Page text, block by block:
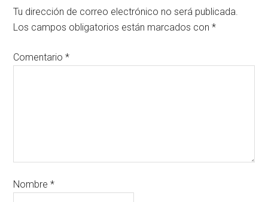
Tu dirección de correo electrónico no será publicada.
Los campos obligatorios están marcados con*
Comentario*
Nombre*